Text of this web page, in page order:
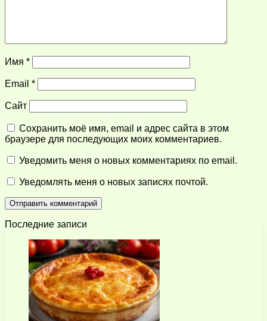
Имя *
Email *
Сайт
Сохранить моё имя, email и адрес сайта в этом
браузере для последующих моих комментариев.
Уведомить меня о новых комментариях по email.
Уведомлять меня о новых записях почтой.
Последние записи